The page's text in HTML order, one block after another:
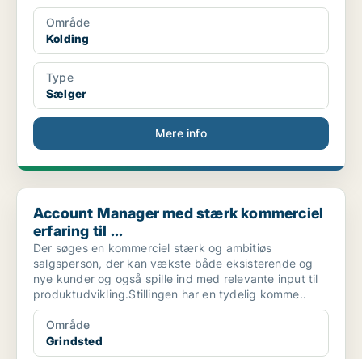
Område
Kolding
Type
Sælger
Mere info
Account Manager med stærk kommerciel erfaring til ...
Account Manager med stærk kommerciel
erfaring til ...
Der søges en kommerciel stærk og ambitiøs
salgsperson, der kan vækste både eksisterende og
nye kunder og også spille ind med relevante input til
produktudvikling.Stillingen har en tydelig komme..
Område
Grindsted